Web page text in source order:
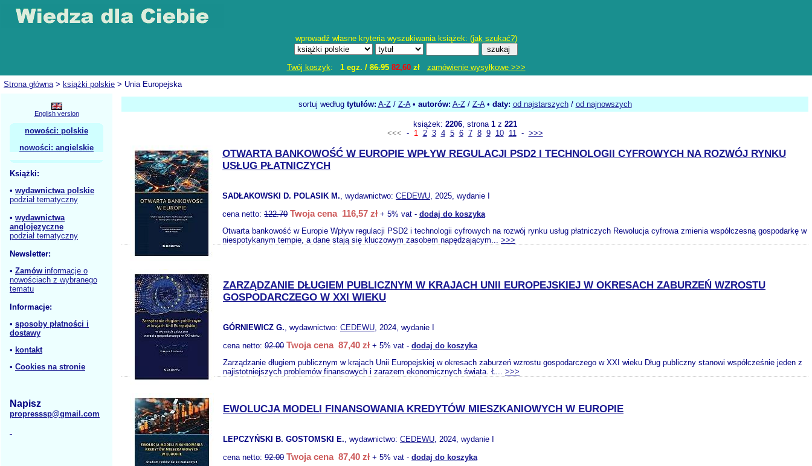
wprowadź własne kryteria wyszukiwania książek: (jak szukać?)
Twój koszyk: 1 egz. /86.95 82,60zł
zamówienie wysyłkowe >>>
Strona główna> książki polskie > Unia Europejska
English version
nowości: polskie
nowości: angielskie
Książki:
• wydawnictwa polskie
podział tematyczny
• wydawnictwa
anglojęzyczne
podział tematyczny
Newsletter:
• Zamów informacje o
nowościach z wybranego
tematu
Informacje:
• sposoby płatności i
dostawy
• kontakt
• Cookies na stronie
Napisz
propresssp@gmail.com
sortuj według tytułów: A-Z/ Z-A• autorów: A-Z/ Z-A• daty: od najstarszych/ od najnowszych
książek: 2206, strona 1z 221
<<< - 1 2 3 4 5 6 7 8 9 10 11- >>>
OTWARTA BANKOWOŚĆ W EUROPIE WPŁYW REGULACJI PSD2 I TECHNOLOGII CYFROWYCH NA ROZWÓJ RYNKU
USŁUG PŁATNICZYCH
SADŁAKOWSKI D. POLASIK M., wydawnictwo: CEDEWU, 2025, wydanie I
cena netto: 122.70 Twoja cena 116,57 zł + 5% vat - dodaj do koszyka
Otwarta bankowość w Europie Wpływ regulacji PSD2 i technologii cyfrowych na rozwój rynku usług płatniczych Rewolucja cyfrowa zmienia współczesną gospodarkę w
niespotykanym tempie, a dane stają się kluczowym zasobem napędzającym... >>>
ZARZĄDZANIE DŁUGIEM PUBLICZNYM W KRAJACH UNII EUROPEJSKIEJ W OKRESACH ZABURZEŃ WZROSTU
GOSPODARCZEGO W XXI WIEKU
GÓRNIEWICZ G., wydawnictwo: CEDEWU, 2024, wydanie I
cena netto: 92.00 Twoja cena 87,40 zł + 5% vat - dodaj do koszyka
Zarządzanie długiem publicznym w krajach Unii Europejskiej w okresach zaburzeń wzrostu gospodarczego w XXI wieku Dług publiczny stanowi współcześnie jeden z
najistotniejszych problemów finansowych i zarazem ekonomicznych świata. Ł... >>>
EWOLUCJA MODELI FINANSOWANIA KREDYTÓW MIESZKANIOWYCH W EUROPIE
LEPCZYŃSKI B. GOSTOMSKI E., wydawnictwo: CEDEWU, 2024, wydanie I
cena netto: 92.00 Twoja cena 87,40 zł + 5% vat - dodaj do koszyka